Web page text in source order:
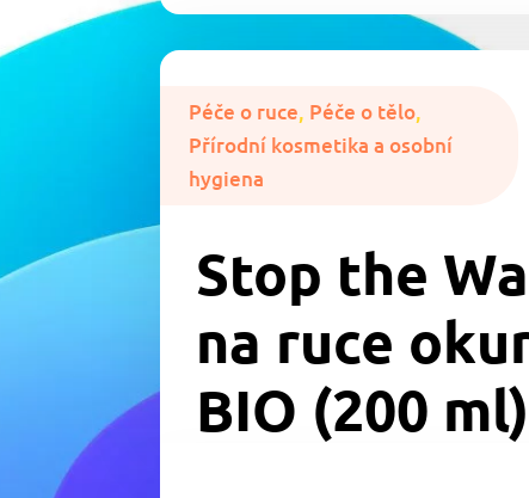
Péče o ruce, Péče o tělo,
Přírodní kosmetika a osobní
hygiena
Stop the
na ruce
BIO (200 ml)